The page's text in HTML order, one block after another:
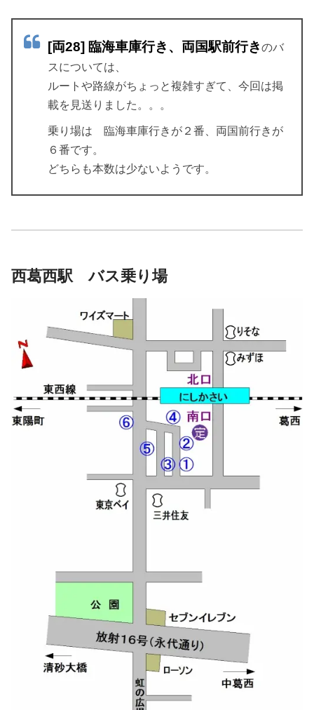
[両28] 臨海車庫行き、両国駅前行きのバ
スについては、
ルートや路線がちょっと複雑すぎて、今回は掲
載を見送りました。。。
乗り場は 臨海車庫行きが２番、両国前行きが
６番です。
どちらも本数は少ないようです。
西葛西駅 バス乗り場